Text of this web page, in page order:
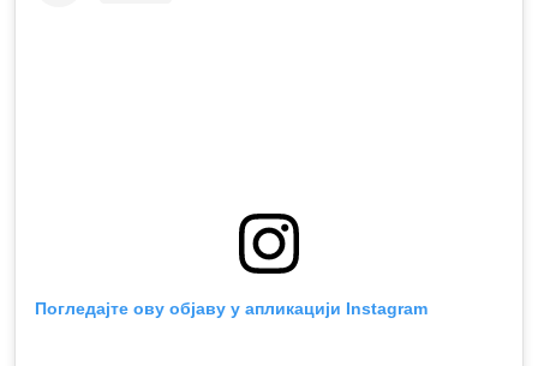
Погледајте ову објаву у апликацији Instagram